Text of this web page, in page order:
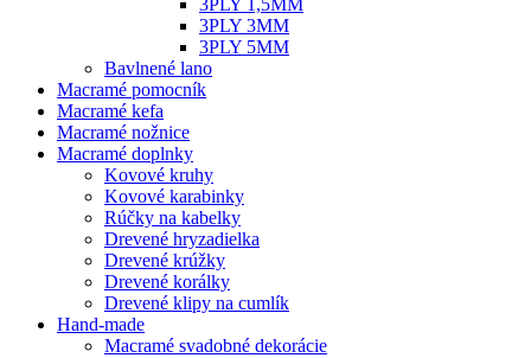
3PLY 3MM
3PLY 5MM
Bavlnené lano
Macramé pomocník
Macramé kefa
Macramé nožnice
Macramé doplnky
Kovové kruhy
Kovové karabinky
Rúčky na kabelky
Drevené hryzadielka
Drevené krúžky
Drevené korálky
Drevené klipy na cumlík
Hand-made
Macramé svadobné dekorácie